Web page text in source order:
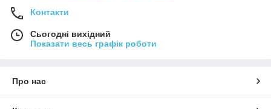
Контакти
Сьогодні вихідний
Показати весь графік роботи
Про нас